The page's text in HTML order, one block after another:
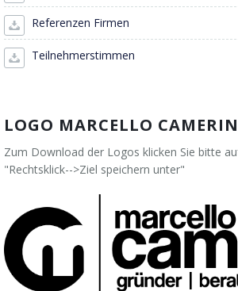
Forschung & Lehre
Change Leader
Ihr Nutzen
Auszeichnungen
Veröffentlichungen
Merchandise
Downloads
Referenzen Firmen
Teilnehmerstimmen
LOGO MARCELLO CAMERIN
Zum Download der Logos klicken Sie bitte
"Rechtsklick-->Ziel speichern unter"